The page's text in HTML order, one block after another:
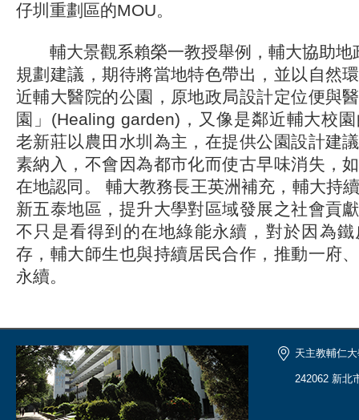
仔圳重劃區的MOU。
輔大景觀系賴榮一教授舉例，輔大協助地
規劃建議，期待將當地特色帶出，並以自然
近輔大醫院的公園，原地政局設計定位便與
園」(Healing garden)，又像是鄰近輔大校
老新莊以農田水圳為主，在提供公園設計建
素納入，不會因為都市化而使古早味消失，
在地認同。 輔大教務長王英洲補充，輔大持
新五泰地區，提升大學對區域發展之社會貢
不只是看得到的在地綠能永續，對於因為
存，輔大師生也與持續居民合作，推動一府
永續。
天主教輔仁
242062 新北